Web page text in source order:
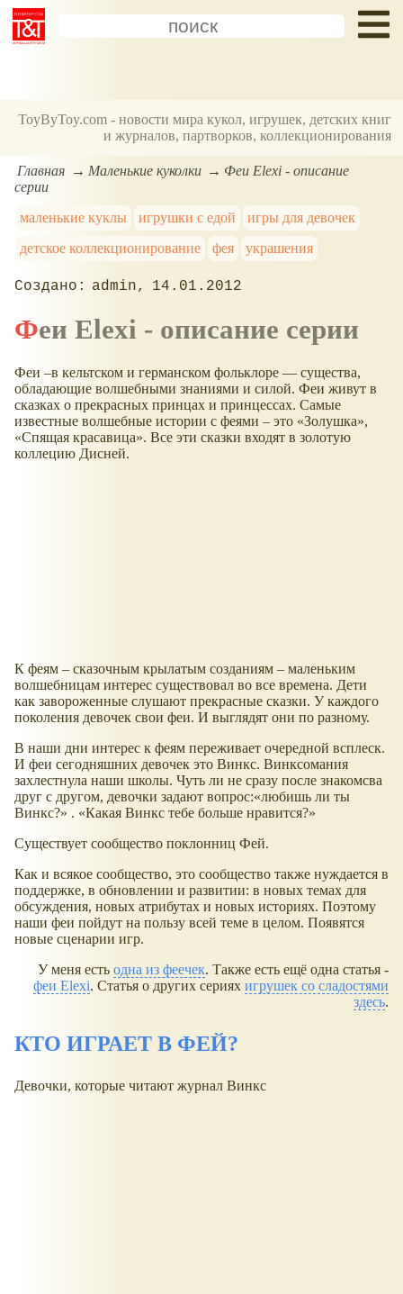
ToyByToy.com - новости мира кукол, игрушек, детских книг
и журналов, партворков, коллекционирования
Главная Маленькие куколки
Феи Elexi - описание
серии
маленькие куклы
игрушки с едой
игры для девочек
детское коллекционирование
фея украшения
admin 14.01.2012
Феи Elexi - описание серии
Феи –в кельтском и германском фольклоре — существа,
обладающие волшебными знаниями и силой. Феи живут в
сказках о прекрасных принцах и принцессах. Самые
известные волшебные истории с феями – это
Золушка ,
Спящая красавица . Все эти сказки входят в золотую
коллецию Дисней.
К феям – сказочным крылатым созданиям – маленьким
волшебницам интерес существовал во все времена. Дети
как завороженные слушают прекрасные сказки. У каждого
поколения девочек свои феи. И выглядят они по разному.
В наши дни интерес к феям переживает очередной всплеск.
И феи сегодняшних девочек это Винкс. Винксомания
захлестнула наши школы. Чуть ли не сразу после знакомсва
друг с другом, девочки задают вопрос: любишь ли ты
Винкс?
.
Какая Винкс тебе больше нравится?
Существует сообщество поклонниц Фей.
Как и всякое сообщество, это сообщество также нуждается в
поддержке, в обновлении и развитии: в новых темах для
обсуждения, новых атрибутах и новых историях. Поэтому
наши феи пойдут на пользу всей теме в целом. Появятся
новые сценарии игр.
У меня есть одна из феечек. Также есть ещё одна статья -
феи Elexi. Статья о других сериях игрушек со сладостями
здесь.
КТО ИГРАЕТ В ФЕЙ?
Девочки, которые читают журнал Винкс